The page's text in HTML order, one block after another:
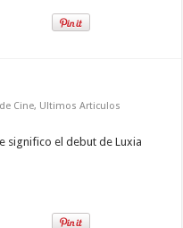
Cine, Ultimos Articulos
significo el debut de Luxia